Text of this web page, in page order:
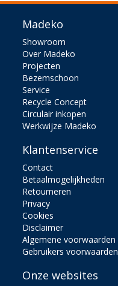
Madeko
Showroom
Over Madeko
Projecten
Bezemschoon
Service
Recycle Concept
Circulair inkopen
Werkwijze Madeko
Klantenservice
Contact
Betaalmogelijkheden
Retourneren
Privacy
Cookies
Disclaimer
Algemene voorwaarden
Gebruikers voorwaarden
Onze websites